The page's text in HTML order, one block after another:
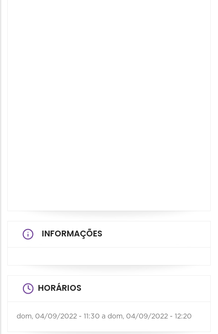
INFORMAÇÕES
HORÁRIOS
dom, 04/09/2022 - 11:30 a dom, 04/09/2022 - 12:20